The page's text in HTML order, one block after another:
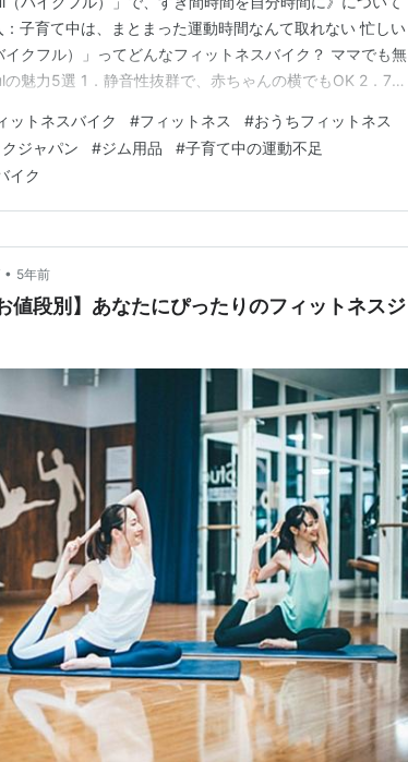
子育て中は、まとまった運動時間なんて取れない 忙しい
クフル）」ってどんなフィットネスバイク？ ママでも無
魅力5選 1．静音性抜群で、赤ちゃんの横でもOK 2．7色
もラクラク。設置場所を自由に変更可能 「夜泣きの合間
ットネスバイク #フィットネス #おうちフィットネス
ジャパン #ジム用品 #子育て中の運動不足
イク
• 5年前
値段別】あなたにぴったりのフィットネスジ